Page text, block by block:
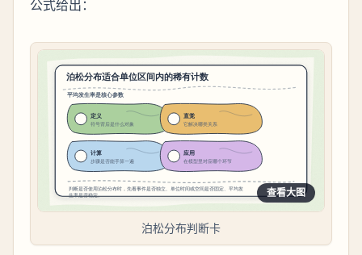
公式给出：
查看大图
泊松分布判断卡